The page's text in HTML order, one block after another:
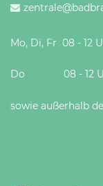
Mo, Di, Fr 08 - 12
Do 08 - 12 Uhr
sowie außerhalb